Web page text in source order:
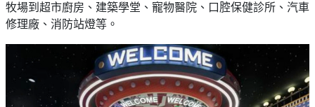
外
樂
遊
艇
#
散
水
餅
牧場到超市廚房、建築學堂、寵物醫院、口腔保健診所、汽車
修理廠、消防站燈等。